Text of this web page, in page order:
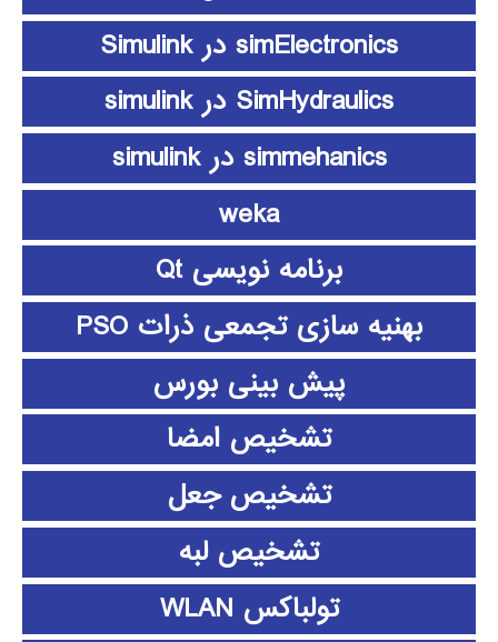
simElectronics در Simulink
SimHydraulics در simulink
simmehanics در simulink
weka
برنامه نویسی Qt
بهنیه سازی تجمعی ذرات PSO
پیش بینی بورس
تشخیص امضا
تشخیص جعل
تشخیص لبه
تولباکس WLAN